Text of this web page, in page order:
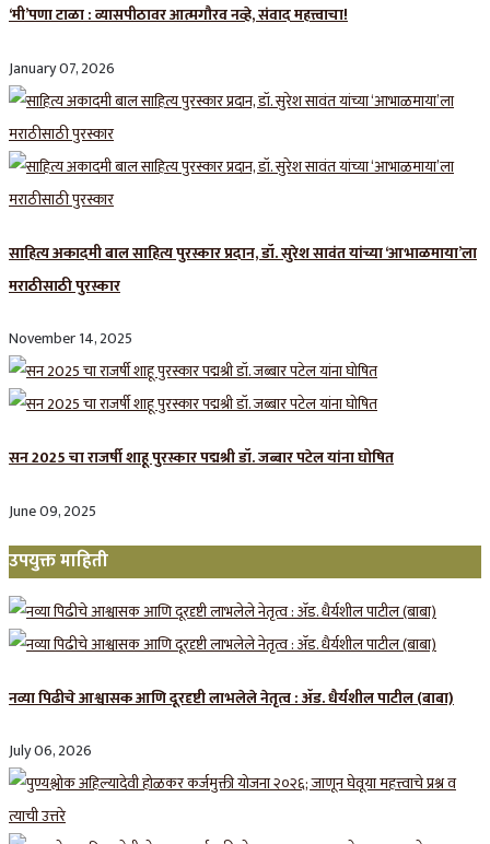
‘मी’पणा टाळा : व्यासपीठावर आत्मगौरव नव्हे, संवाद महत्त्वाचा!
January 07, 2026
साहित्य अकादमी बाल साहित्य पुरस्कार प्रदान, डॉ. सुरेश सावंत यांच्या ‘आभाळमाया’ला
मराठीसाठी पुरस्कार
November 14, 2025
सन 2025 चा राजर्षी शाहू पुरस्कार प‌द्मश्री डॉ. जब्बार पटेल यांना घोषित
June 09, 2025
उपयुक्त माहिती
नव्या पिढीचे आश्वासक आणि दूरदृष्टी लाभलेले नेतृत्व : ॲड. धैर्यशील पाटील (बाबा)
July 06, 2026